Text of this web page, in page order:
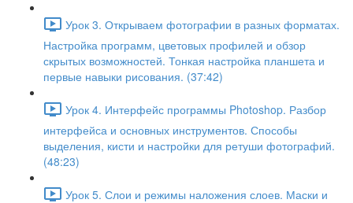
Урок 3. Открываем фотографии в разных форматах.
Настройка программ, цветовых профилей и обзор
скрытых возможностей. Тонкая настройка планшета и
первые навыки рисования. (37:42)
Урок 4. Интерфейс программы Photoshop. Разбор
интерфейса и основных инструментов. Способы
выделения, кисти и настройки для ретуши фотографий.
(48:23)
Урок 5. Слои и режимы наложения слоев. Маски и